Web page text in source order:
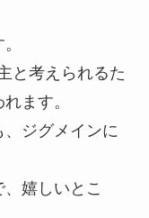
と考えられるた
ます。
ジグメインに
嬉しいとこ